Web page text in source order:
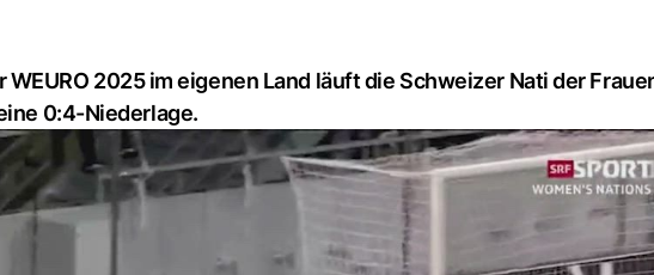
2025 im eigenen Land läuft die Schweizer Nati der
0:4-Niederlage.